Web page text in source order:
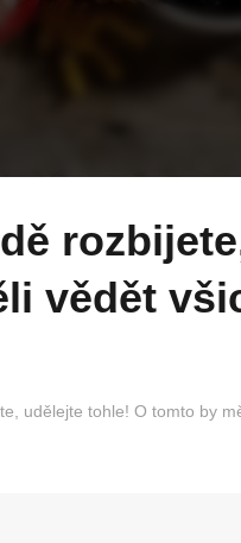
vědět
udělejte tohle! O tomto by